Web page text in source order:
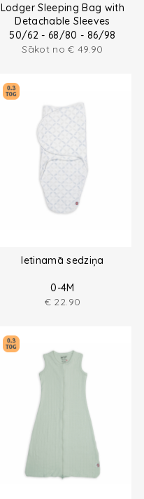
Lodger Sleeping Bag with
Detachable Sleeves
50/62 - 68/80 - 86/98
Sākot no€ 49.90
Ietinamā sedziņa
0-4M
€ 22.90